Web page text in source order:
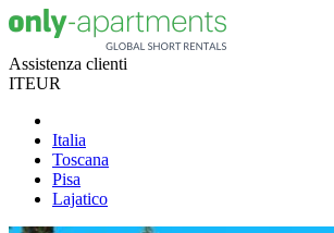
Assistenza clienti
ITEUR
Italia
Toscana
Pisa
Lajatico